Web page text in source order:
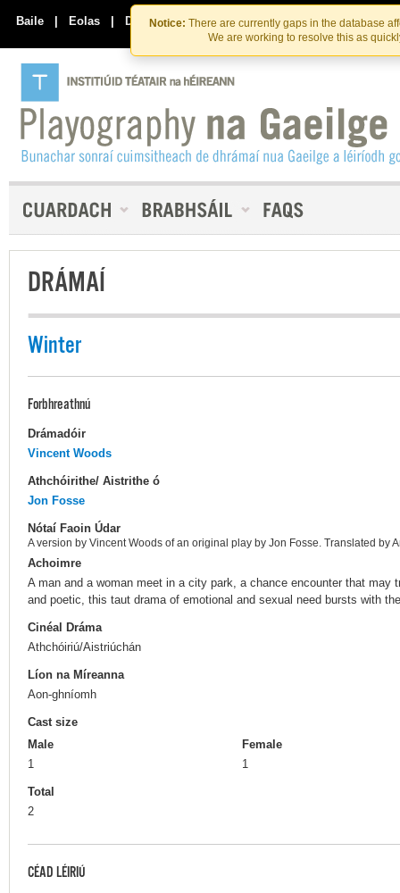
Skip
to
the
content
Skip
to
content
Notice: There are currently gaps in the database
We are working to resolve this as
Baile | Eolas | Déan Teagmháil Linn
DRÁMAÍ
Winter
Forbhreathnú
Drámadóir
Vincent Woods
Athchóirithe/ Aistrithe ó
Jon Fosse
Nótaí Faoin Údar
A version by Vincent Woods of an original play by Jon Fosse. Translated by
Achoimre
A man and a woman meet in a city park, a chance encounter that may
and poetic, this taut drama of emotional and sexual need bursts with
Cinéal Dráma
Athchóiriú/Aistriúchán
Líon na Míreanna
Aon-ghníomh
Cast size
Male
1
Female
1
Total
2
CÉAD LÉIRIÚ